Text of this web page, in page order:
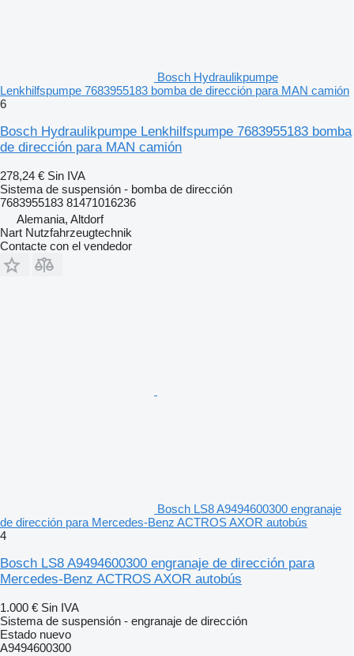
Bosch Hydraulikpumpe
Lenkhilfspumpe 7683955183 bomba de dirección para MAN camión
6
Bosch Hydraulikpumpe Lenkhilfspumpe 7683955183 bomba
de dirección para MAN camión
278,24 € Sin IVA
Sistema de suspensión - bomba de dirección
7683955183 81471016236
Alemania, Altdorf
Nart Nutzfahrzeugtechnik
Contacte con el vendedor
Bosch LS8 A9494600300 engranaje
de dirección para Mercedes-Benz ACTROS AXOR autobús
4
Bosch LS8 A9494600300 engranaje de dirección para
Mercedes-Benz ACTROS AXOR autobús
1.000 € Sin IVA
Sistema de suspensión - engranaje de dirección
Estado nuevo
A9494600300